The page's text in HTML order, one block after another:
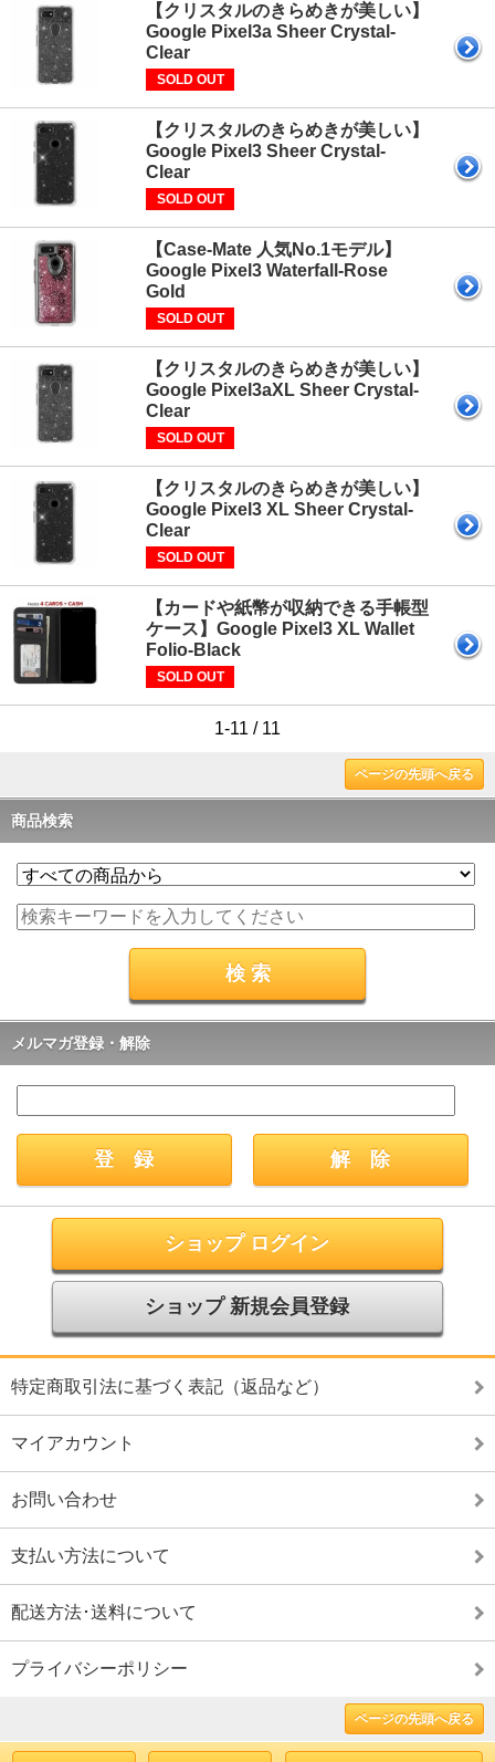
【クリスタルのきらめきが美しい】
Google Pixel3a Sheer Crystal-
Clear
SOLD OUT
【クリスタルのきらめきが美しい】
Google Pixel3 Sheer Crystal-
Clear
SOLD OUT
【Case-Mate 人気No.1モデル】
Google Pixel3 Waterfall-Rose
Gold
SOLD OUT
【クリスタルのきらめきが美しい】
Google Pixel3aXL Sheer Crystal-
Clear
SOLD OUT
【クリスタルのきらめきが美しい】
Google Pixel3 XL Sheer Crystal-
Clear
SOLD OUT
【カードや紙幣が収納できる手帳型
ケース】Google Pixel3 XL Wallet
Folio-Black
SOLD OUT
1-11 / 11
ページの先頭へ戻る
商品検索
メルマガ登録・解除
ショップ ログイン
ショップ 新規会員登録
特定商取引法に基づく表記（返品など）
マイアカウント
お問い合わせ
支払い方法について
配送方法･送料について
プライバシーポリシー
ページの先頭へ戻る